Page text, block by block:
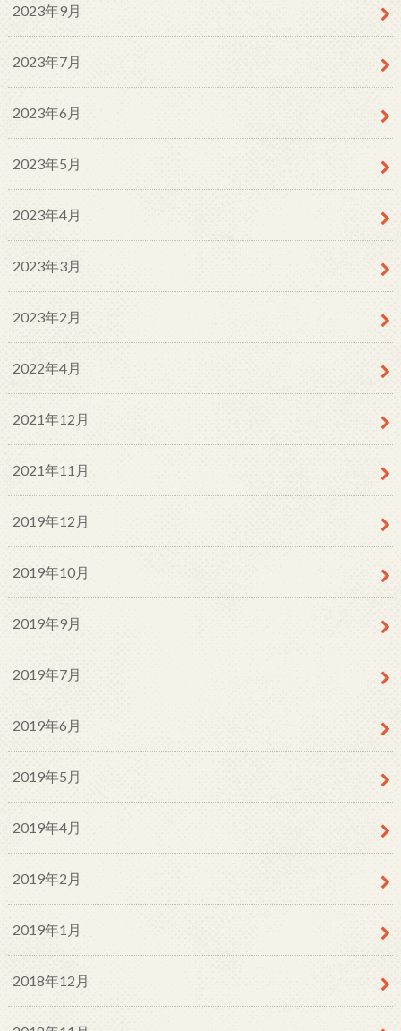
2023年9月
2023年7月
2023年6月
2023年5月
2023年4月
2023年3月
2023年2月
2022年4月
2021年12月
2021年11月
2019年12月
2019年10月
2019年9月
2019年7月
2019年6月
2019年5月
2019年4月
2019年2月
2019年1月
2018年12月